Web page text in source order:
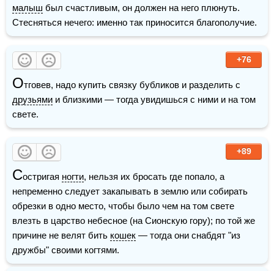
малыш был счастливым, он должен на него плюнуть.
Стесняться нечего: именно так приносится благополучие.
+76
О
друзьями и близкими — тогда увидишься с ними и на том
свете.
+89
Состригая ногти, нельзя их бросать где попало, а
непременно следует закапывать в землю или собирать
обрезки в одно место, чтобы было чем на том свете
влезть в царство небесное (на Сионскую гору); по той же
причине не велят бить кошек — тогда они снабдят "из
дружбы" своими когтями.